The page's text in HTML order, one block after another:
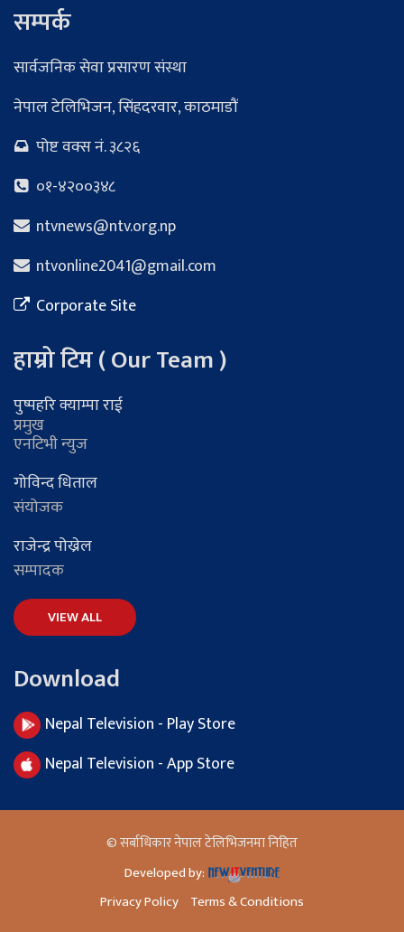
सम्पर्क
सार्वजनिक सेवा प्रसारण संस्था
नेपाल टेलिभिजन, सिंहदरवार, काठमाडौं
पोष्ट वक्स नं. ३८२६
०१-४२००३४८
ntvnews@ntv.org.np
ntvonline2041@gmail.com
Corporate Site
हाम्रो टिम ( Our Team )
पुष्पहरि क्याम्पा राई
प्रमुख
एनटिभी न्युज
गोविन्द धिताल
संयोजक
राजेन्द्र पोख्रेल
सम्पादक
VIEW ALL
Download
Nepal Television - Play Store
Nepal Television - App Store
© सर्बाधिकार नेपाल टेलिभिजनमा निहित
Developed by:
Privacy Policy Terms & Conditions